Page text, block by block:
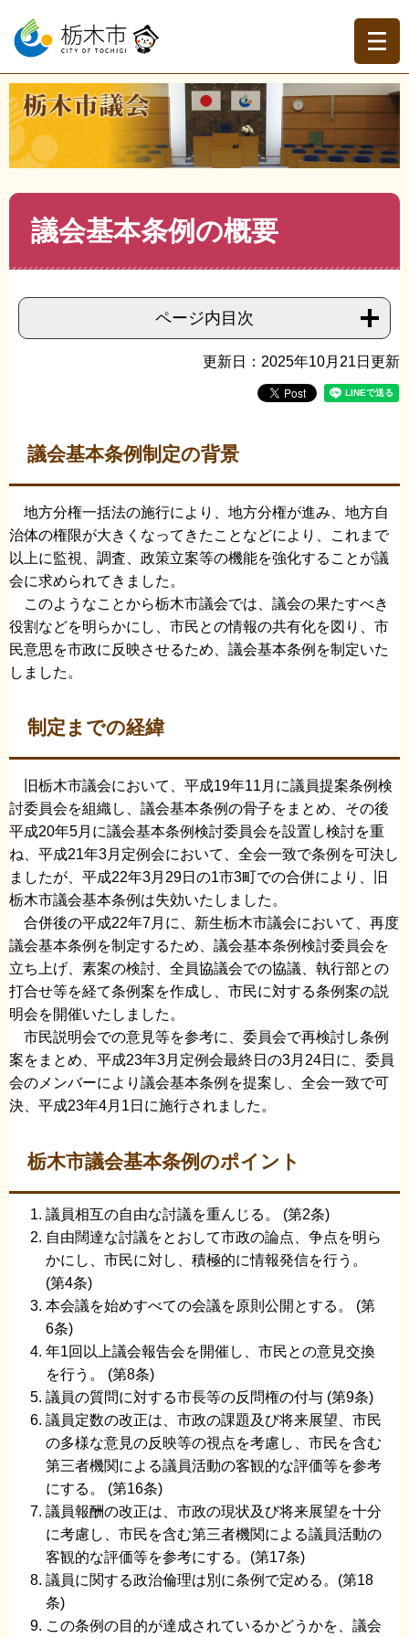
ー
の
先
頭
で
す。
ニ
ー
を
飛
ば
し
て
本
現在地
トップページ > 栃木市議会 > 市議会の概要>栃木市議会
基本条例 >> 議会基本条例の概要
議会基本条例の概要
ページ内目次
更新日：2025年10月21日更新
議会基本条例制定の背景
地方分権一括法の施行により、地方分権が進み、地方自
治体の権限が大きくなってきたことなどにより、これまで
以上に監視、調査、政策立案等の機能を強化することが議
会に求められてきました。
このようなことから栃木市議会では、議会の果たすべき
役割などを明らかにし、市民との情報の共有化を図り、市
民意思を市政に反映させるため、議会基本条例を制定いた
しました。
制定までの経緯
旧栃木市議会において、平成19年11月に議員提案条例検
討委員会を組織し、議会基本条例の骨子をまとめ、その後
平成20年5月に議会基本条例検討委員会を設置し検討を重
ね、平成21年3月定例会において、全会一致で条例を可決し
ましたが、平成22年3月29日の1市3町での合併により、旧
栃木市議会基本条例は失効いたしました。
合併後の平成22年7月に、新生栃木市議会において、再度
議会基本条例を制定するため、議会基本条例検討委員会を
立ち上げ、素案の検討、全員協議会での協議、執行部との
打合せ等を経て条例案を作成し、市民に対する条例案の説
明会を開催いたしました。
市民説明会での意見等を参考に、委員会で再検討し条例
案をまとめ、平成23年3月定例会最終日の3月24日に、委員
会のメンバーにより議会基本条例を提案し、全会一致で可
決、平成23年4月1日に施行されました。
栃木市議会基本条例のポイント
議員相互の自由な討議を重んじる。 (第2条)
自由闊達な討議をとおして市政の論点、争点を明ら
かにし、市民に対し、積極的に情報発信を行う。
(第4条)
本会議を始めすべての会議を原則公開とする。 (第
6条)
年1回以上議会報告会を開催し、市民との意見交換
を行う。 (第8条)
議員の質問に対する市長等の反問権の付与 (第9条)
議員定数の改正は、市政の課題及び将来展望、市民
の多様な意見の反映等の視点を考慮し、市民を含む
第三者機関による議員活動の客観的な評価等を参考
にする。 (第16条)
議員報酬の改正は、市政の現状及び将来展望を十分
に考慮し、市民を含む第三者機関による議員活動の
客観的な評価等を参考にする。(第17条)
議員に関する政治倫理は別に条例で定める。(第18
条)
この条例の目的が達成されているかどうかを、議会